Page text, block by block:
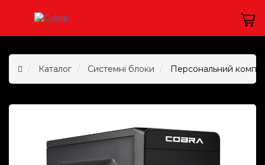
Каталог Системні блоки Персональний